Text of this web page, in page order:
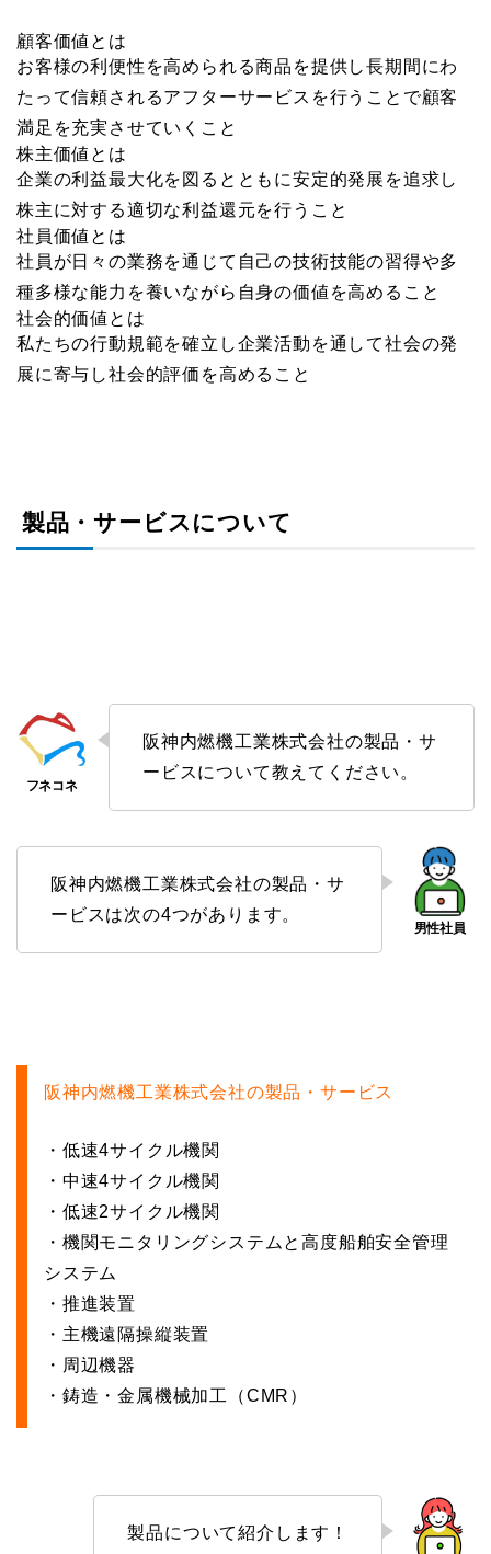
顧客価値とは
お客様の利便性を高められる商品を提供し長期間にわ
たって信頼されるアフターサービスを行うことで顧客
満足を充実させていくこと
株主価値とは
企業の利益最大化を図るとともに安定的発展を追求し
株主に対する適切な利益還元を行うこと
社員価値とは
社員が日々の業務を通じて自己の技術技能の習得や多
種多様な能力を養いながら自身の価値を高めること
社会的価値とは
私たちの行動規範を確立し企業活動を通して社会の発
展に寄与し社会的評価を高めること
製品・サービスについて
阪神内燃機工業株式会社の製品・サ
ービスについて教えてください。
阪神内燃機工業株式会社の製品・サ
ービスは次の4つがあります。
阪神内燃機工業株式会社の製品・サービス
・低速4サイクル機関
・中速4サイクル機関
・低速2サイクル機関
・機関モニタリングシステムと高度船舶安全管理
システム
・推進装置
・主機遠隔操縦装置
・周辺機器
・鋳造・金属機械加工（CMR）
製品について紹介します！